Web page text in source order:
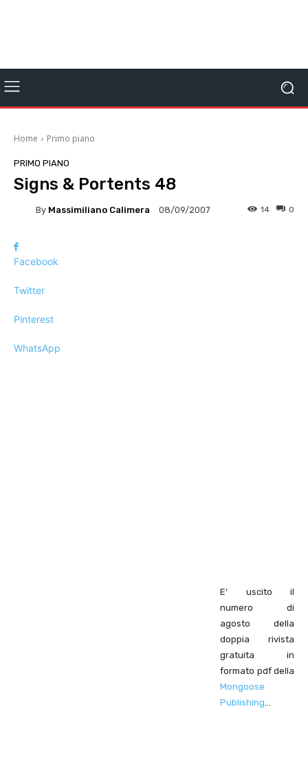
Home Primo piano
PRIMO PIANO
Signs & Portents 48
By Massimiliano Calimera 08/09/2007 0
14
Facebook
Twitter
Pinterest
WhatsApp
E’ uscito il
numero di
agosto della
doppia rivista
gratuita in
formato pdf della
Mongoose
Publishing…